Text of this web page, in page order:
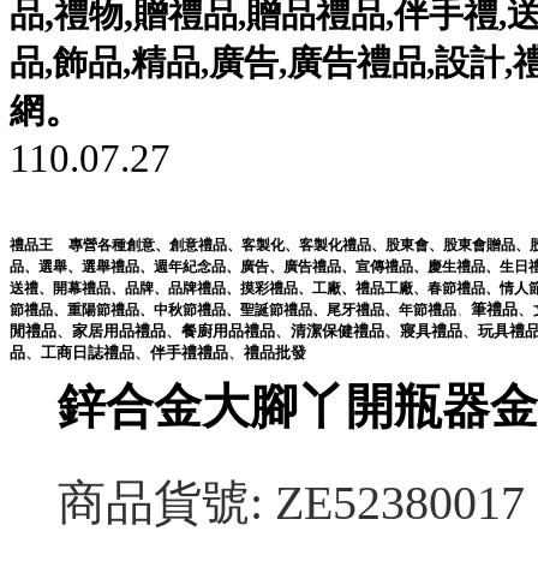
品,禮物,贈禮品,贈品禮品,伴手禮,
品,飾品,精品,廣告,廣告禮品,設計,
網。
110.07.27
禮品王 專營各種創意、 創意禮品、 客製化、 客製化禮品、 股東會、 股東會贈品、
品、 選舉、 選舉禮品、 週年紀念品、 廣告、 廣告禮品、 宣傳禮品、 慶生禮品、 生日
送禮、 開幕禮品、 品牌、 品牌禮品、 摸彩禮品、 工廠、 禮品工廠、 春節禮品、情人
節禮品、 重陽節禮品、 中秋節禮品、 聖誕節禮品、 尾牙禮品、 年節禮品、 筆禮品、
閒禮品、 家居用品禮品、 餐廚用品禮品、 清潔保健禮品、 寢具禮品、 玩具禮
品、 工商日誌禮品、 伴手禮禮品、 禮品批發
鋅合金大腳丫開瓶器
商品貨號: ZE52380017